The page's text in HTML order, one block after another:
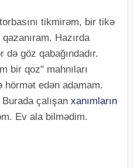
tikmirəm, bir tikə
Hazırda
göz qabağındadır.
bir qoz" mahnıları
hörmət edən adamam.
çalışan xanımların
Ev ala bilmədim.